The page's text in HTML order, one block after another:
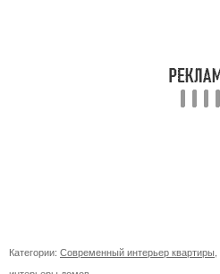
Категории: Современный интерьер квартиры